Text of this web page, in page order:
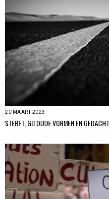
20 MAART 2023
STERFT, GIJ OUDE VORMEN EN